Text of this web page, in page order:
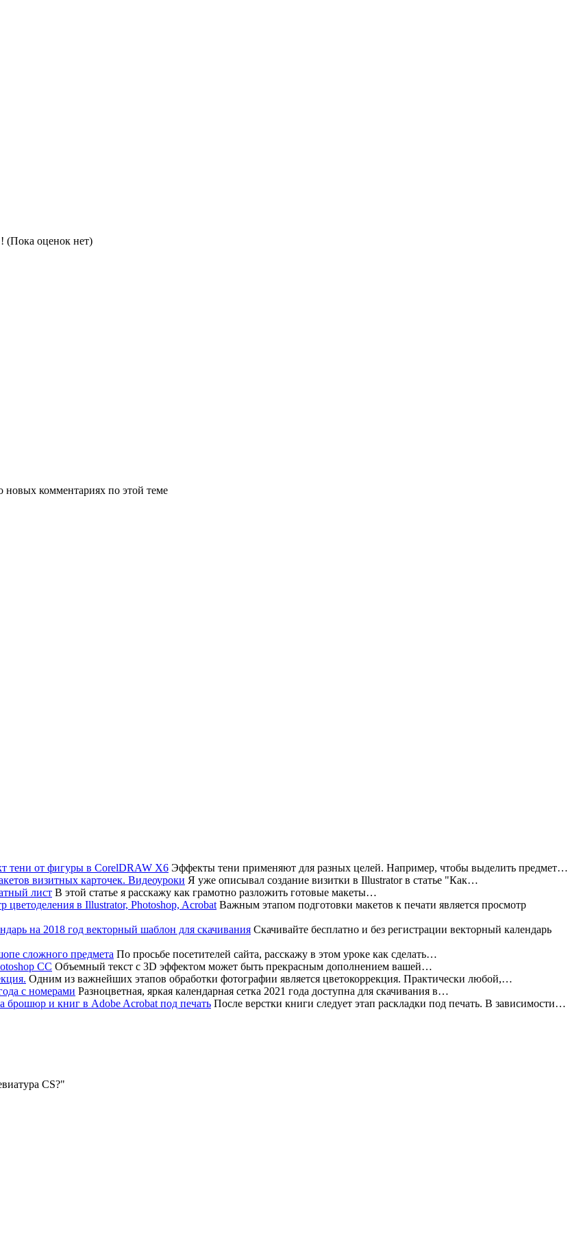
(Пока оценок нет)
новых комментариях по этой теме
Эффекты тени применяют для разных целей. Например, чтобы выделить предмет…
Я уже описывал создание визитки в Illustrator в статье "Как…
В этой статье я расскажу как грамотно разложить готовые макеты…
Важным этапом подготовки макетов к печати является просмотр
Скачивайте бесплатно и без регистрации векторный календарь
По просьбе посетителей сайта, расскажу в этом уроке как сделать…
Объемный текст с 3D эффектом может быть прекрасным дополнением вашей…
Одним из важнейших этапов обработки фотографии является цветокоррекция. Практически любой,…
Разноцветная, яркая календарная сетка 2021 года доступна для скачивания в…
После верстки книги следует этап раскладки под печать. В зависимости…
CS?